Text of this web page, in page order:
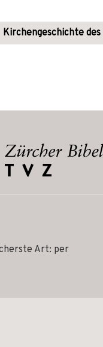
Kirchengeschichte
Art: per